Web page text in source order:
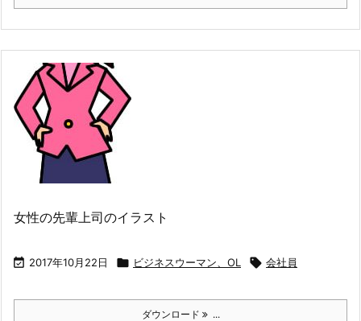
女性の先輩上司のイラスト
 2017年10月22日  ビジネスウーマン、OL  会社員
ダウンロード ...